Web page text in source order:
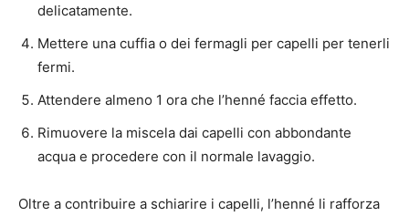
delicatamente.
Mettere una cuffia o dei fermagli per capelli per tenerli
fermi.
Attendere almeno 1 ora che l’henné faccia effetto.
Rimuovere la miscela dai capelli con abbondante
acqua e procedere con il normale lavaggio.
Oltre a contribuire a schiarire i capelli, l’henné li rafforza